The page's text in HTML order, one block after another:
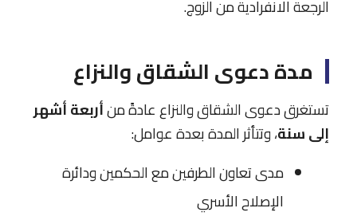
الرجعة الانفرادية من الزوج.
مدة دعوى الشقاق والنزاع
تستغرق دعوى الشقاق والنزاع عادةً منأربعة أشهر
إلى سنة، وتتأثر المدة بعدة عوامل:
مدى تعاون الطرفين مع الحكمين ودائرة
الإصلاح الأسري